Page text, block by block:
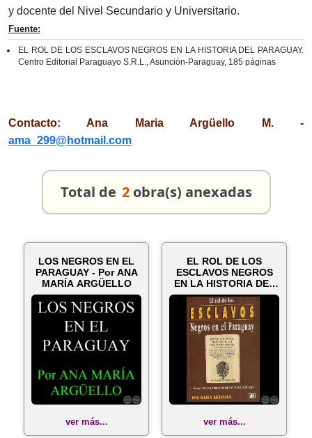
y docente del Nivel Secundario y Universitario.
Fuente:
EL ROL DE LOS ESCLAVOS NEGROS EN LA HISTORIA DEL PARAGUAY.
Centro Editorial Paraguayo S.R.L., Asunción-Paraguay, 185 páginas
Contacto: Ana Maria Argüello M. -
ama_299@hotmail.com
Total de 2 obra(s) anexadas
LOS NEGROS EN EL
PARAGUAY - Por ANA
MARÍA ARGÜELLO
ver más...
EL ROL DE LOS
ESCLAVOS NEGROS
EN LA HISTORIA DEL
PARAGUAY (Obra d...
ver más...